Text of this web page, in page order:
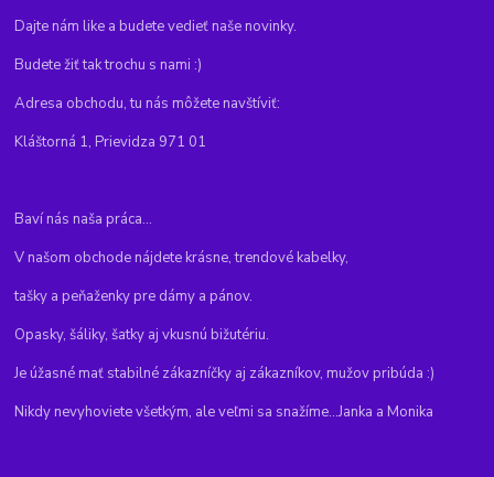
Dajte nám like a budete vedieť naše novinky.
Budete žiť tak trochu s nami :)
Adresa obchodu, tu nás môžete navštíviť:
Kláštorná 1, Prievidza 971 01
Baví nás naša práca...
V našom obchode nájdete krásne, trendové kabelky,
tašky a peňaženky pre dámy a pánov.
Opasky, šáliky, šatky aj vkusnú bižutériu.
Je úžasné mať stabilné zákazníčky aj zákazníkov, mužov pribúda :)
Nikdy nevyhoviete všetkým, ale veľmi sa snažíme...Janka a Monika